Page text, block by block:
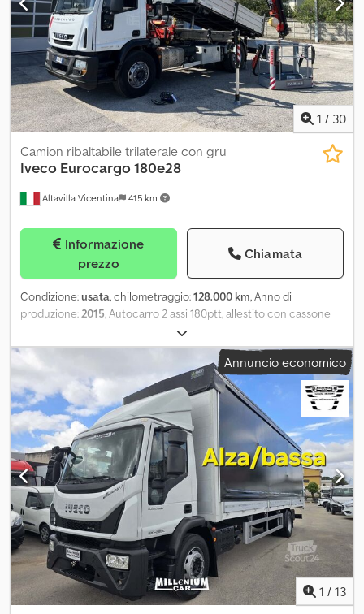
1 / 30
Altavilla Vicentina 415 km
Camion ribaltabile trilaterale con gru
Iveco Eurocargo 180e28
prezzo
Chiamata
Condizione:usata, chilometraggio:128.000 km, Anno di
produzione:2015, Autocarro 2 assi 180ptt, allestito con cassone
ribaltabile trilaterale da 4,50x2,55m, portata utile 7250kg, gru Fassi
F185 a 3 sfili idraulici + jib a 3 sfili idraulici, 4 stabilizzatori,
radiocomando, cestello biposto omologato PLE, allestimento (gru
e ribaltabile) anno 2022, sospensioni posteriori pneumatiche,
normativa euro 6. Cjdszrphrepfx Afvsrf N.B. Si fa presente che la
descrizione del veicolo è da considerarsi indicativa e potrebbe
contenere errori o imprecisioni. Vi invitiamo pertanto a
contattarci per verificare l'esatta corrispondenza dei dati.
Annuncio economico
1 / 13